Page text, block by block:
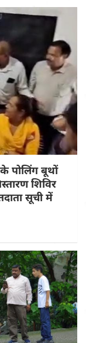
पोलिंग बूथों
शिविर
सूची में